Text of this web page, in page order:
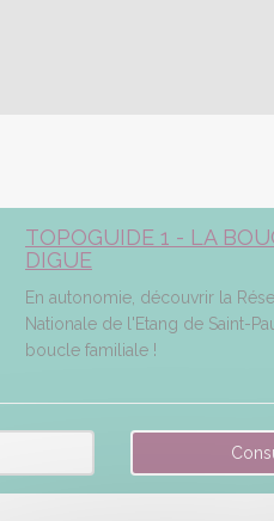
TOPOGUIDE 1 - LA
DIGUE
En autonomie, découvrir la
Nationale de l'Etang de Saint-
boucle familiale !